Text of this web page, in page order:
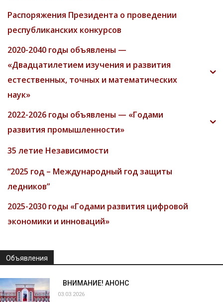
Распоряжения Президента о проведении
республиканских конкурсов
2020-2040 годы объявлены —
«Двадцатилетием изучения и развития
естественных, точных и математических
наук»
2022-2026 годы объявлены — «Годами
развития промышленности»
35 летие Независимости
“2025 год – Международный год защиты
ледников”
2025-2030 годы «Годами развития цифровой
экономики и инноваций»
Объявления
ВНИМАНИЕ! АНОНС
03.03.2026